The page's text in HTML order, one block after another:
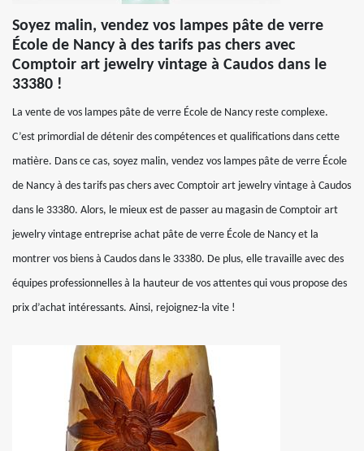
Soyez malin, vendez vos lampes pâte de verre
École de Nancy à des tarifs pas chers avec
Comptoir art jewelry vintage à Caudos dans le
33380 !
La vente de vos lampes pâte de verre École de Nancy reste complexe.
C’est primordial de détenir des compétences et qualifications dans cette
matière. Dans ce cas, soyez malin, vendez vos lampes pâte de verre École
de Nancy à des tarifs pas chers avec Comptoir art jewelry vintage à Caudos
dans le 33380. Alors, le mieux est de passer au magasin de Comptoir art
jewelry vintage entreprise achat pâte de verre École de Nancy et la
montrer vos biens à Caudos dans le 33380. De plus, elle travaille avec des
équipes professionnelles à la hauteur de vos attentes qui vous propose des
prix d’achat intéressants. Ainsi, rejoignez-la vite !